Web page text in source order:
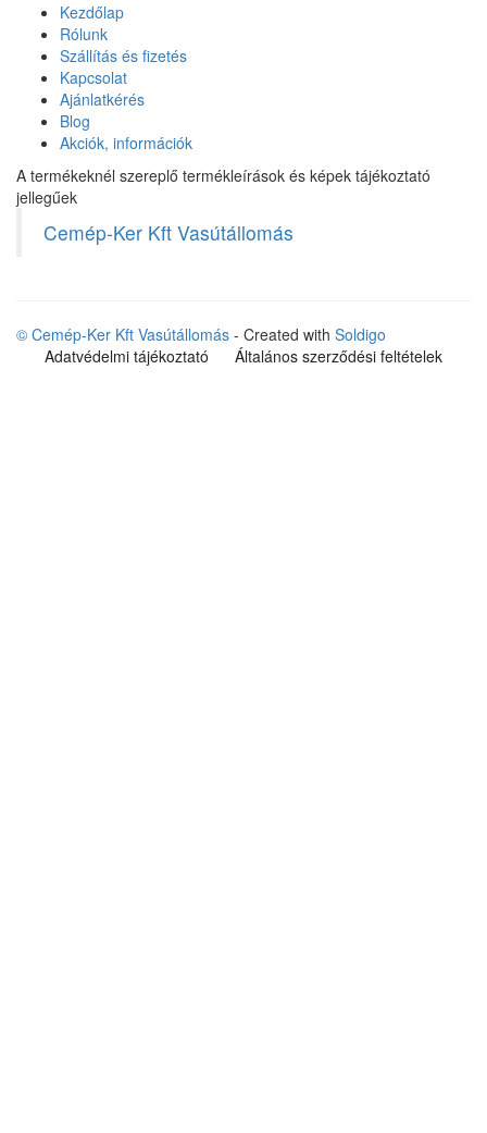
Kezdőlap
Rólunk
Szállítás és fizetés
Kapcsolat
Ajánlatkérés
Blog
Akciók, információk
A termékeknél szereplő termékleírások és képek tájékoztató
jellegűek
Cemép-Ker Kft Vasútállomás
© Cemép-Ker Kft Vasútállomás - Created with Soldigo
Adatvédelmi tájékoztató
Általános szerződési feltételek